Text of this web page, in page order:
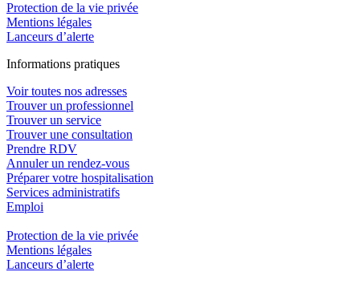
Protection de la vie privée
Mentions légales
Lanceurs d’alerte
Informations pratiques
Voir toutes nos adresses
Trouver un professionnel
Trouver un service
Trouver une consultation
Prendre RDV
Annuler un rendez-vous
Préparer votre hospitalisation
Services administratifs
Emploi​
Protection de la vie privée
Mentions légales
Lanceurs d’alerte